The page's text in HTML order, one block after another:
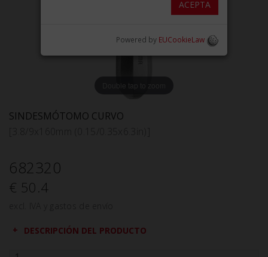
Double tap to zoom
SINDESMÓTOMO CURVO
682320
€ 50.4
DESCRIPCIÓN DEL PRODUCTO
ACEPTA
Powered by EUCookieLaw